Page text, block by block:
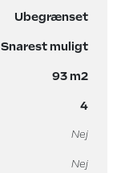
Ubegrænset
Snarest muligt
93 m2
4
Nej
Nej